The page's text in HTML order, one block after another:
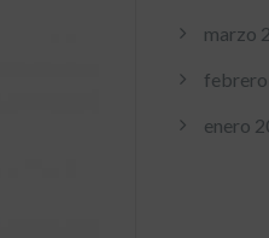
marzo
enero